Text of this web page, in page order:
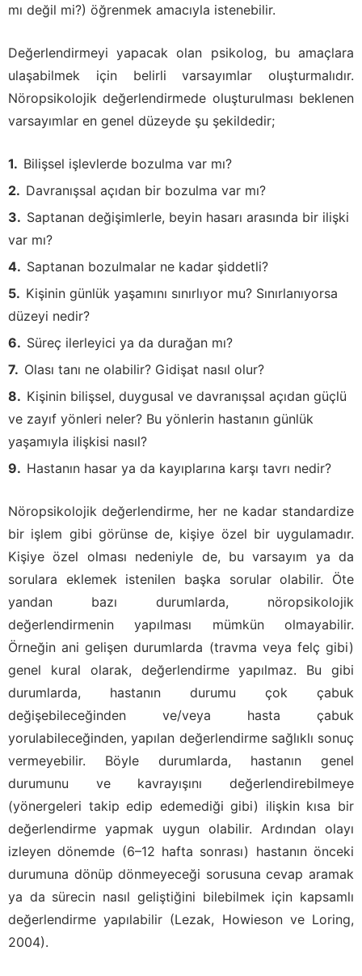
mı değil mi?) öğrenmek amacıyla istenebilir.
Değerlendirmeyi yapacak olan psikolog, bu amaçlara
ulaşabilmek için belirli varsayımlar oluşturmalıdır.
Nöropsikolojik değerlendirmede oluşturulması beklenen
varsayımlar en genel düzeyde şu şekildedir;
Bilişsel işlevlerde bozulma var mı?
Davranışsal açıdan bir bozulma var mı?
Saptanan değişimlerle, beyin hasarı arasında bir ilişki
var mı?
Saptanan bozulmalar ne kadar şiddetli?
Kişinin günlük yaşamını sınırlıyor mu? Sınırlanıyorsa
düzeyi nedir?
Süreç ilerleyici ya da durağan mı?
Olası tanı ne olabilir? Gidişat nasıl olur?
Kişinin bilişsel, duygusal ve davranışsal açıdan güçlü
ve zayıf yönleri neler? Bu yönlerin hastanın günlük
yaşamıyla ilişkisi nasıl?
Hastanın hasar ya da kayıplarına karşı tavrı nedir?
Nöropsikolojik değerlendirme, her ne kadar standardize
bir işlem gibi görünse de, kişiye özel bir uygulamadır.
Kişiye özel olması nedeniyle de, bu varsayım ya da
sorulara eklemek istenilen başka sorular olabilir. Öte
yandan bazı durumlarda, nöropsikolojik
değerlendirmenin yapılması mümkün olmayabilir.
Örneğin ani gelişen durumlarda (travma veya felç gibi)
genel kural olarak, değerlendirme yapılmaz. Bu gibi
durumlarda, hastanın durumu çok çabuk
değişebileceğinden ve/veya hasta çabuk
yorulabileceğinden, yapılan değerlendirme sağlıklı sonuç
vermeyebilir. Böyle durumlarda, hastanın genel
durumunu ve kavrayışını değerlendirebilmeye
(yönergeleri takip edip edemediği gibi) ilişkin kısa bir
değerlendirme yapmak uygun olabilir. Ardından olayı
izleyen dönemde (6–12 hafta sonrası) hastanın önceki
durumuna dönüp dönmeyeceği sorusuna cevap aramak
ya da sürecin nasıl geliştiğini bilebilmek için kapsamlı
değerlendirme yapılabilir (Lezak, Howieson ve Loring,
2004).